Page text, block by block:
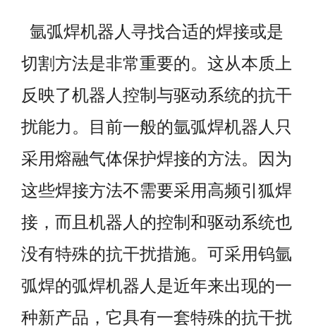
氩弧焊机器人寻找合适的焊接或是
切割方法是非常重要的。这从本质上
反映了机器人控制与驱动系统的抗干
扰能力。目前一般的氩弧焊机器人只
采用熔融气体保护焊接的方法。因为
这些焊接方法不需要采用高频引狐焊
接，而且机器人的控制和驱动系统也
没有特殊的抗干扰措施。可采用钨氩
弧焊的弧焊机器人是近年来出现的一
种新产品，它具有一套特殊的抗干扰